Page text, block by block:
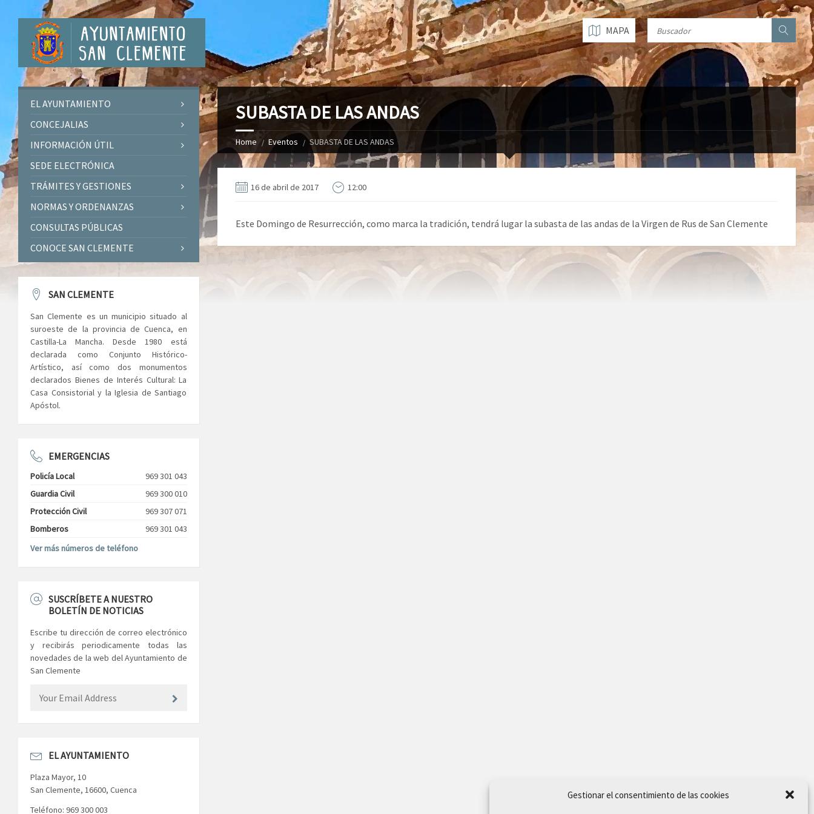
Gestionar el consentimiento de las cookies
MAPA
SUBASTA DE LAS ANDAS
Home Eventos SUBASTA DE LAS ANDAS
16 de abril de 2017 12:00
Este Domingo de Resurrección, como marca la tradición, tendrá lugar la subasta de las andas de la Virgen de Rus de San Clemente
EL AYUNTAMIENTO
CONCEJALIAS
INFORMACIÓN ÚTIL
SEDE ELECTRÓNICA
TRÁMITES Y GESTIONES
NORMAS Y ORDENANZAS
CONSULTAS PÚBLICAS
CONOCE SAN CLEMENTE
SAN CLEMENTE
San Clemente es un municipio situado al
suroeste de la provincia de Cuenca, en
Castilla-La Mancha. Desde 1980 está
declarada como Conjunto Histórico-
Artístico, así como dos monumentos
declarados Bienes de Interés Cultural: La
Casa Consistorial y la Iglesia de Santiago
Apóstol.
EMERGENCIAS
Policía Local
969 301 043
Guardia Civil
969 300 010
Protección Civil
969 307 071
Bomberos
969 301 043
Ver más números de teléfono
SUSCRÍBETE A NUESTRO
BOLETÍN DE NOTICIAS
Escribe tu dirección de correo electrónico
y recibirás periodicamente todas las
novedades de la web del Ayuntamiento de
San Clemente
EL AYUNTAMIENTO
Plaza Mayor, 10
San Clemente, 16600, Cuenca
Teléfono: 969 300 003